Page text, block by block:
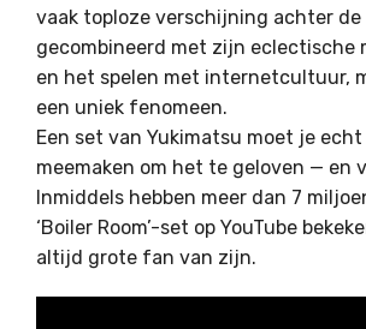
vaak toploze verschijning achter de
gecombineerd met zijn eclectische
en het spelen met internetcultuur,
een uniek fenomeen.
Een set van Yukimatsu moet je
meemaken om het te geloven — en
Inmiddels hebben meer dan 7
‘Boiler Room’-set op YouTube
altijd grote fan van zijn.